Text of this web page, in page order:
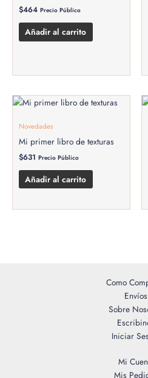
$464 Precio Público
Añadir al carrito
Novedades
Mi primer libro de texturas
$631 Precio Público
Añadir al carrito
Como
Envíos
Sobre
Iniciar
Mi
Mis